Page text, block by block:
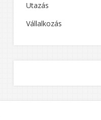
Utazás
Vállalkozás